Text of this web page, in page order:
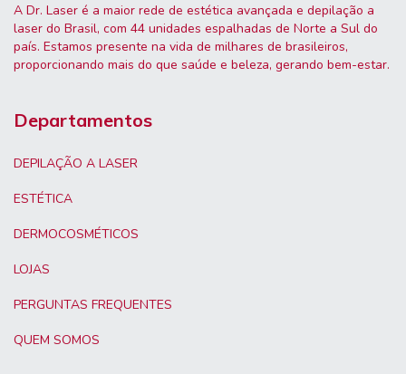
A Dr. Laser é a maior rede de estética avançada e depilação a
laser do Brasil, com 44 unidades espalhadas de Norte a Sul do
país. Estamos presente na vida de milhares de brasileiros,
proporcionando mais do que saúde e beleza, gerando bem-estar.
Departamentos
DEPILAÇÃO A LASER
ESTÉTICA
DERMOCOSMÉTICOS
LOJAS
PERGUNTAS FREQUENTES
QUEM SOMOS